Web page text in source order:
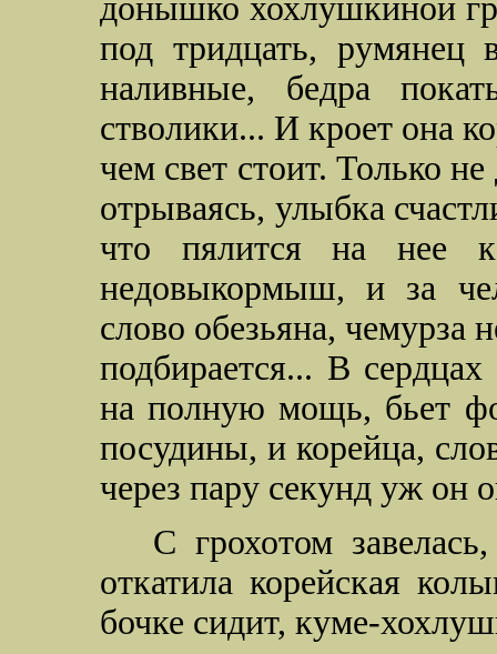
донышко хохлушкиной
под тридцать,
наливные, бедра
стволики... И кроет она
чем свет стоит. Только
отрываясь, улыбка
что пялится на нее
недовыкормыш, и за
слово обезьяна, чемурза
подбирается... В
на полную мощь, бьет
посудины, и корейца,
через пару секунд уж он
С грохотом
откатила корейская
бочке сидит, куме-